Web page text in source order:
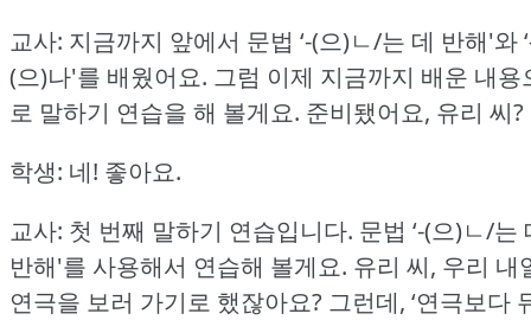
교사: 지금까지 앞에서 문법 ‘-(으)ㄴ/는 데 반해'와
(으)나'를 배웠어요. 그럼 이제 지금까지 배운 내용
로 말하기 연습을 해 볼게요. 준비됐어요, 유리 씨?
학생: 네! 좋아요.
교사: 첫 번째 말하기 연습입니다. 문법 ‘-(으)ㄴ/는
반해'를 사용해서 연습해 볼게요. 유리 씨, 우리 내
연극을 보러 가기로 했잖아요? 그런데, ‘연극보다